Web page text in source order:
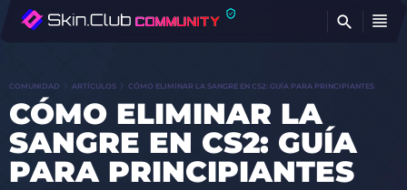
COMUNIDAD ARTÍCULOS CÓMO ELIMINAR LA SANGRE EN CS2: GUÍA PARA PRINCIPIANTES
CÓMO ELIMINAR LA
SANGRE EN CS2: GUÍA
PARA PRINCIPIANTES